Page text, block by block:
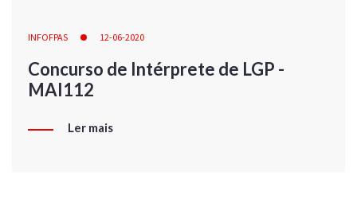
INFOFPAS 12-06-2020
Concurso de Intérprete de LGP -
MAI112
Ler mais